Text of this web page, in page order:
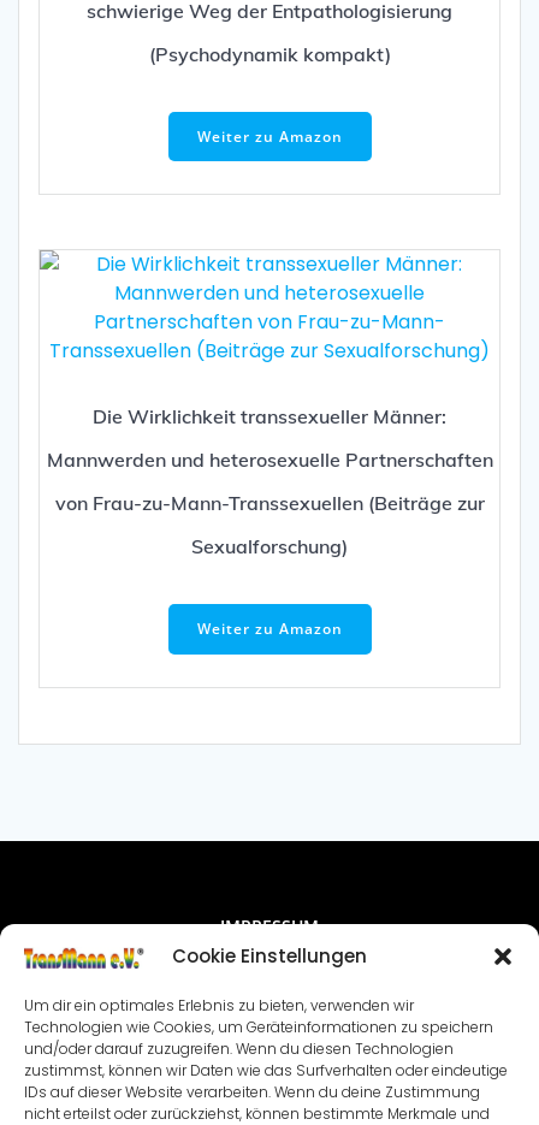
Cookie Einstellungen
Um dir ein optimales Erlebnis zu bieten, verwenden wir
Technologien wie Cookies, um Geräteinformationen zu speichern
und/oder darauf zuzugreifen. Wenn du diesen Technologien
zustimmst, können wir Daten wie das Surfverhalten oder eindeutige
IDs auf dieser Website verarbeiten. Wenn du deine Zustimmung
nicht erteilst oder zurückziehst, können bestimmte Merkmale und
schwierige Weg der Entpathologisierung
(Psychodynamik kompakt)
Weiter zu Amazon
Die Wirklichkeit transsexueller Männer:
Mannwerden und heterosexuelle Partnerschaften
von Frau-zu-Mann-Transsexuellen (Beiträge zur
Sexualforschung)
Weiter zu Amazon
IMPRESSUM
NUTZUNGSBEDINGUNGEN & DATENSCHUTZ
VEREINSSATZUNG KONTAKT
COOKIE-RICHTLINIE (EU)